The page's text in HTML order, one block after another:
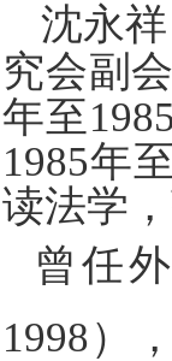
沈永
究会副
年至
1985年
读法学
曾任
1998）